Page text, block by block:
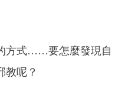
方式……要怎麼發現自
教呢？